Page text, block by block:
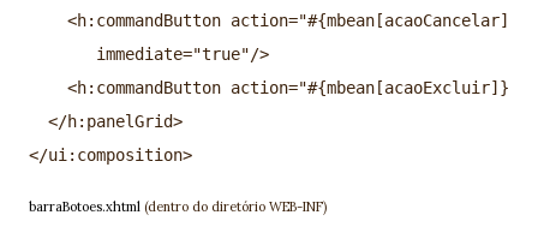
<h:commandButton action="#{mbean[acaoCancelar]}"
immediate="true"/>
<h:commandButton action="#{mbean[acaoExcluir]}"
</h:panelGrid>
barraBotoes.xhtml (dentro do diretório WEB-INF)